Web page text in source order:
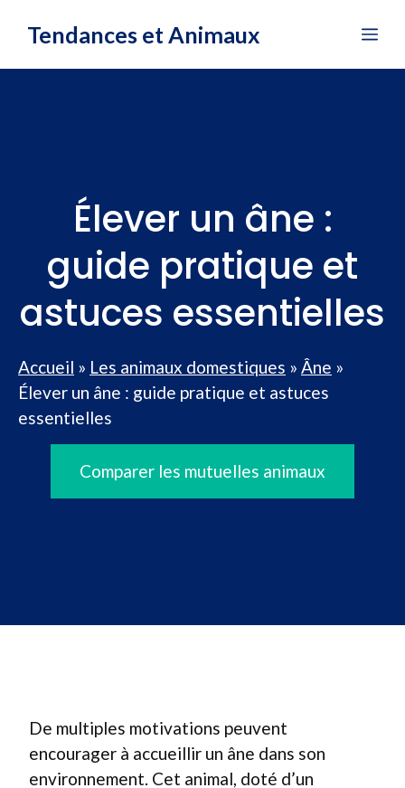
Tendances et Animaux
Élever un âne :
guide pratique et
astuces essentielles
Accueil » Les animaux domestiques » Âne »
Élever un âne : guide pratique et astuces
essentielles
Comparer les mutuelles animaux
De multiples motivations peuvent
encourager à accueillir un âne dans son
environnement. Cet animal, doté d’un